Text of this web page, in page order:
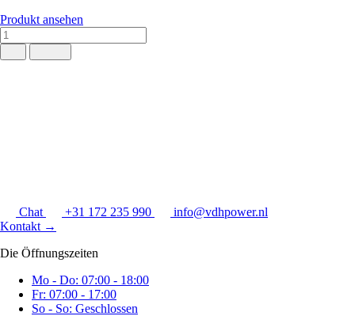
Produkt ansehen
Chat +31 172 235 990
info@vdhpower.nl
Kontakt →
Die Öffnungszeiten
Mo - Do: 07:00 - 18:00
Fr: 07:00 - 17:00
So - So: Geschlossen